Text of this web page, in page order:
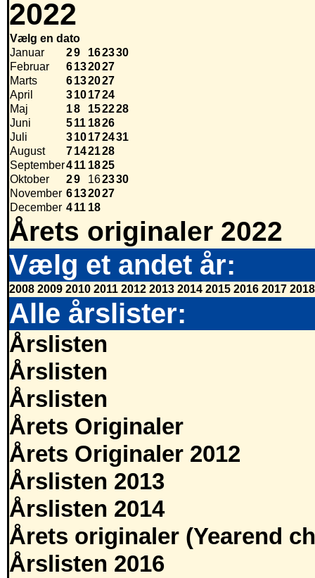
2022
Vælg en dato
Januar
29 162330
Februar
6132027
Marts
6132027
April
3101724
Maj
18 152228
Juni
511 1826
Juli
310172431
August
7142128
September411 1825
Oktober
29 162330
November 6132027
December 411 18
Årets originaler 2022
Vælg et andet år:
2008 2009 2010 2011 2012 2013 2014 2015 2016 2017 2018
Alle årslister:
Årslisten
Årslisten
Årslisten
Årets Originaler
Årets Originaler 2012
Årslisten 2013
Årslisten 2014
Årets originaler (Yearend
Årslisten 2016